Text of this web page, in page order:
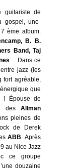
guitariste de
gospel, une
ème album.
,B. B.
Band, Taj
… Dans ce
jazz (les
agréable,
que
! Épouse de
des Allman
pleines de
de Derek
ABB . Après
au Nice Jazz
ce groupe
douzaine